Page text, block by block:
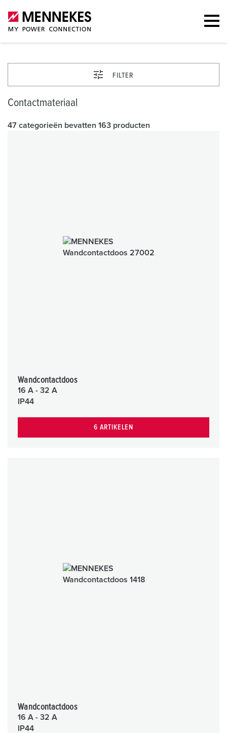
FILTER
Contactmateriaal
47 categorieën bevatten 163 producten
Wandcontactdoos
16 A - 32 A
IP44
6 ARTIKELEN
Wandcontactdoos
16 A - 32 A
IP44